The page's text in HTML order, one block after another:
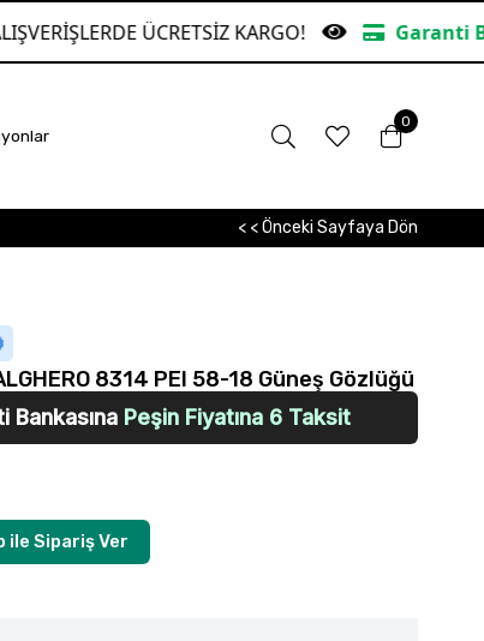
ÜCRETSİZ KARGO! Garanti Bankasına
0
< < Önceki Sayfaya Dön
8314 PEI 58-18 Güneş Gözlüğü
Bankasına Peşin Fiyatına 6 Taksit
ile Sipariş Ver